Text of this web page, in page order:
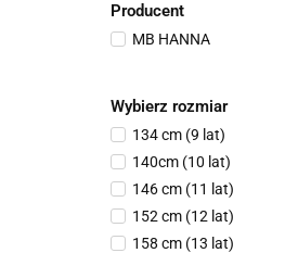
Producent
MB HANNA
Wybierz rozmiar
134 cm (9 lat)
140cm (10 lat)
146 cm (11 lat)
152 cm (12 lat)
158 cm (13 lat)